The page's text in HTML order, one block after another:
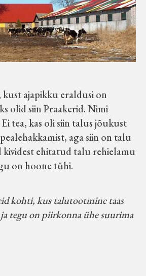
ajapikku eraldusi on
olid siin Praakerid. Nimi
Ei tea, kas oli siin talus jõukust
aga siin on talu
ehitatud talu rehielamu
on hoone tühi.
kohti, kus talutootmine taas
tegu on piirkonna ühe suurima